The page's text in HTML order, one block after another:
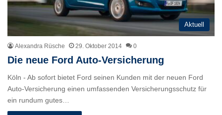
Aktuell
Alexandra Rüsche 29. Oktober 2014 0
Die neue Ford Auto-Versicherung
Köln - Ab sofort bietet Ford seinen Kunden mit der neuen Ford
Auto-Versicherung einen umfassenden Versicherungsschutz für
ein rundum gutes…